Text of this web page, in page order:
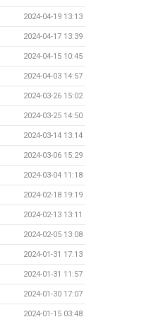
2024-04-19 13:13
2024-04-17 13:39
2024-04-15 10:45
2024-04-03 14:57
2024-03-26 15:02
2024-03-25 14:50
2024-03-14 13:14
2024-03-06 15:29
2024-03-04 11:18
2024-02-18 19:19
2024-02-13 13:11
2024-02-05 13:08
2024-01-31 17:13
2024-01-31 11:57
2024-01-30 17:07
2024-01-15 03:48